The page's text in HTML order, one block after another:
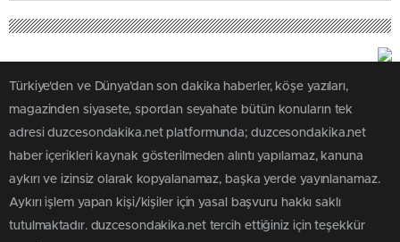
Türkiye'den ve Dünya’dan son dakika haberler, köşe yazıları,
magazinden siyasete, spordan seyahate bütün konuların tek
adresi duzcesondakika.net platformunda; duzcesondakika.net
haber içerikleri kaynak gösterilmeden alıntı yapılamaz, kanuna
aykırı ve izinsiz olarak kopyalanamaz, başka yerde yayınlanamaz.
Aykırı işlem yapan kişi/kişiler için yasal başvuru hakkı saklı
tutulmaktadır. duzcesondakika.net tercih ettiğiniz için teşekkür